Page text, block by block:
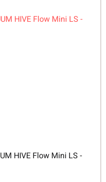
HIVE Flow Mini LS -